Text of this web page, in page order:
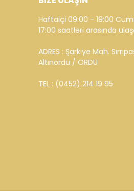
Haftaiçi 09:00 - 19:00
17:00 saatleri arasında
ADRES : Şarkiye Mah.
Altınordu / ORDU
TEL : (0452) 214 19 95